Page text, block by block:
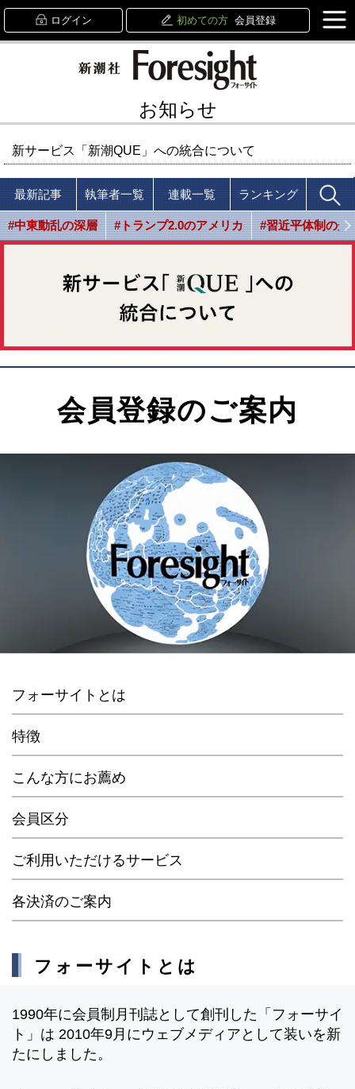
ログイン 初めての方 会員登録
お知らせ
新サービス「新潮QUE」への統合について
最新記事 執筆者一覧 連載一覧 ランキング
#中東動乱の深層 #トランプ2.0のアメリカ #習近平体制の光
会員登録のご案内
フォーサイトとは
特徴
こんな方にお薦め
会員区分
ご利用いただけるサービス
各決済のご案内
フォーサイトとは
1990年に会員制月刊誌として創刊した「フォーサイ
ト」は 2010年9月にウェブメディアとして装いを新
たにしました。